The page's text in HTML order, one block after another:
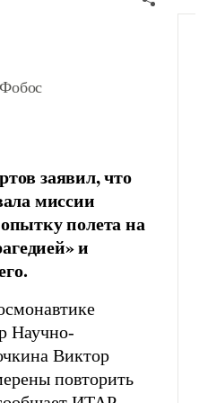
заявил, что
миссии
полета на
и
Научно-
Виктор
повторить